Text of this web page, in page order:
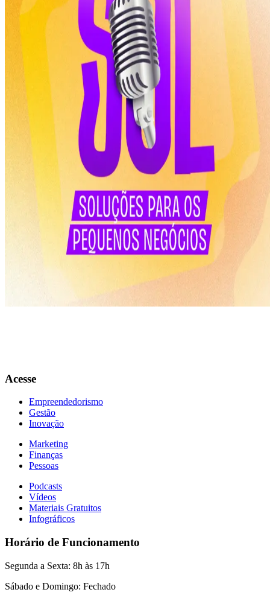
Ouça aqui
Este quinto episódio apresenta, de forma simples, como a Inteligência
Artificial pode ajudar pequenos negócios, a partir de exemplos
do dia a dia, simplificando os principais receios de quem está
começando.
Esse conteúdo se conecta à consultoria Procedimento Estruturado
Aplicações com IA (PE-AIA) , que ajuda empreendedores a
processos que podem ser automatizados e a estruturar rotinas prontas
para uso em ferramentas de IA .
Para mais informações, é só ligar no 0800 570 0800.
SOBRE A SÉRIE SOL
Esse podcast foi criado através de Inteligência Artificial, com o
objetivo de apresentar, em linguagem simples, como as soluções do
Sebrae podem impulsionar as micro e pequenas empresas.
Em 10 episódios, trazemos conversas sobre temas específicos ligados
aos pequenos negócios, desmistificando conceitos e mostrando
oportunidades para o desenvolvimento e o fortalecimento do
Acesse
Empreendedorismo
Gestão
Inovação
Marketing
Finanças
Pessoas
Podcasts
Vídeos
Materiais Gratuitos
Infográficos
Horário de Funcionamento
Segunda a Sexta: 8h às 17h
Sábado e Domingo: Fechado